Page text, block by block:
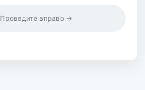
Проведите вправо →